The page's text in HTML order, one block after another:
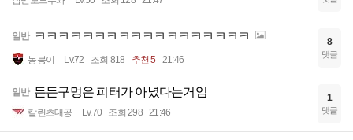
일반 ㅋㅋㅋㅋㅋㅋㅋㅋㅋㅋㅋㅋㅋㅋㅋㅋㅋㅋ
농붕이 Lv.72 조회 818 추천 5 21:46
8
댓글
일반 든든구멍은 피터가 아녔다는거임
칼린츠대공 Lv.70 조회 298 21:46
1
댓글